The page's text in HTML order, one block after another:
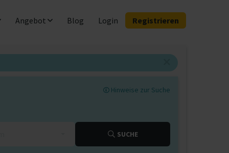
Angebot Blog Login Registrieren
Hinweise zur Suche
SUCHE